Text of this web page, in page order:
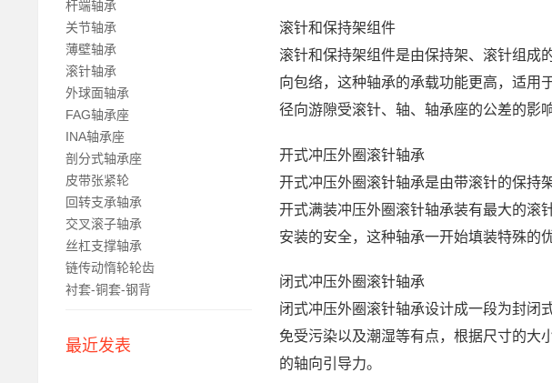
杆端轴承
关节轴承
薄壁轴承
滚针轴承
外球面轴承
FAG轴承座
INA轴承座
剖分式轴承座
皮带张紧轮
回转支承轴承
交叉滚子轴承
丝杠支撑轴承
链传动惰轮轮齿
衬套-铜套-钢背
最近发表
滚针和保持架组件
滚针和保持架组件是由保持架、滚针组成
向包络，这种轴承的承载功能更高，适用
径向游隙受滚针、轴、轴承座的公差的影
开式冲压外圈滚针轴承
开式冲压外圈滚针轴承是由带滚针的保持
开式满装冲压外圈滚针轴承装有最大的滚
安装的安全，这种轴承一开始填装特殊的
闭式冲压外圈滚针轴承
闭式冲压外圈滚针轴承设计成一段为封闭
免受污染以及潮湿等有点，根据尺寸的大
的轴向引导力。